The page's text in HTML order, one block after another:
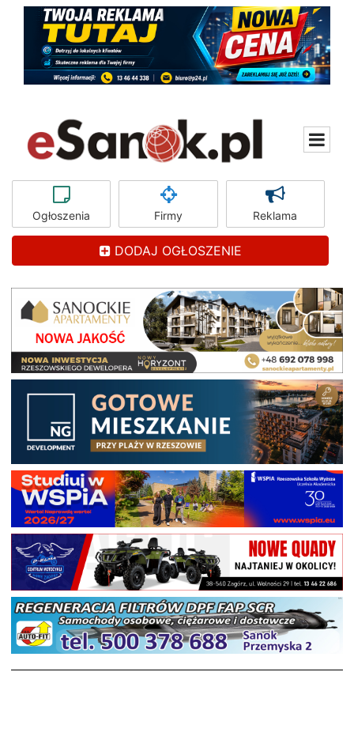
Ogłoszenia Firmy Reklama
DODAJ OGŁOSZENIE